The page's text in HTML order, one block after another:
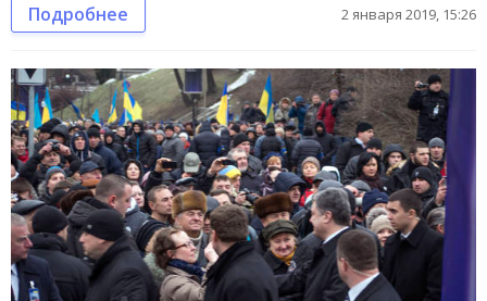
Подробнее 2 января 2019, 15:26